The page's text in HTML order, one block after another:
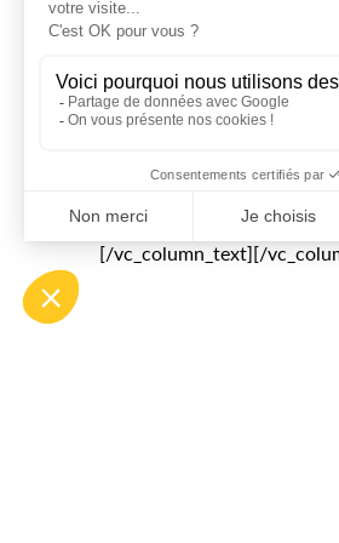
Source :
+Marc Buchlin
[fblike]
Tweeter
[/vc_column_text][/